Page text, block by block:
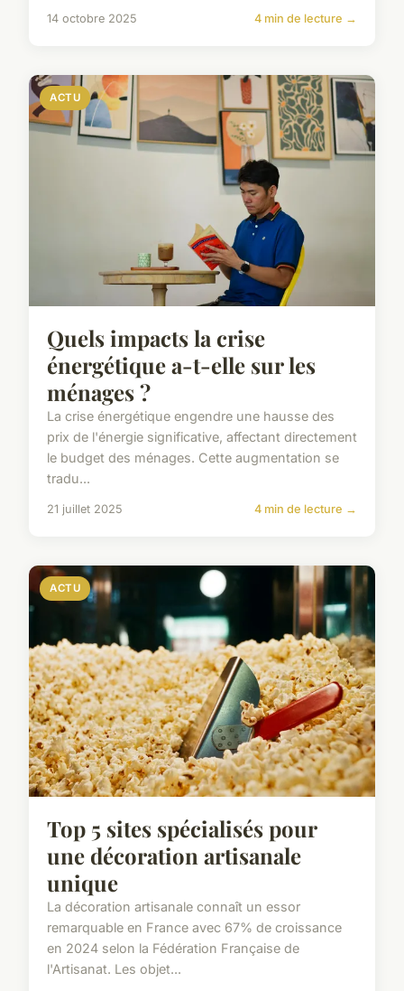
14 octobre 2025 4 min de lecture →
ACTU
Quels impacts la crise
énergétique a-t-elle sur les
ménages ?
La crise énergétique engendre une hausse des
prix de l'énergie significative, affectant directement
le budget des ménages. Cette augmentation se
tradu...
21 juillet 2025 4 min de lecture →
ACTU
Top 5 sites spécialisés pour
une décoration artisanale
unique
La décoration artisanale connaît un essor
remarquable en France avec 67% de croissance
en 2024 selon la Fédération Française de
l'Artisanat. Les objet...